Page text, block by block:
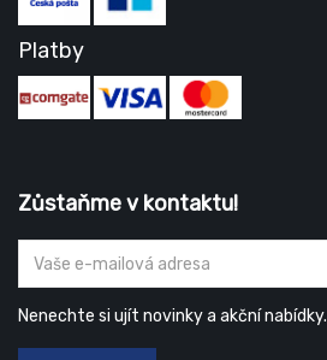
Platby
Zůstaňme v kontaktu!
Nenechte si ujít novinky a akční nabídky.